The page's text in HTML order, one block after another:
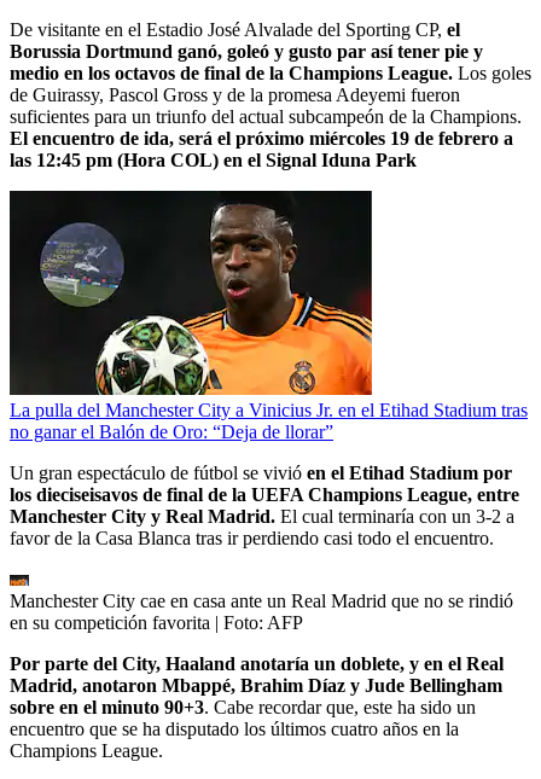
De visitante en el Estadio José Alvalade del Sporting CP, el
Borussia Dortmund ganó, goleó y gusto par así tener pie y
medio en los octavos de final de la Champions League. Los goles
de Guirassy, Pascol Gross y de la promesa Adeyemi fueron
suficientes para un triunfo del actual subcampeón de la Champions.
El encuentro de ida, será el próximo miércoles 19 de febrero a
las 12:45 pm (Hora COL) en el Signal Iduna Park
La pulla del Manchester City a Vinicius Jr. en el Etihad Stadium tras
no ganar el Balón de Oro: “Deja de llorar”
Un gran espectáculo de fútbol se vivió en el Etihad Stadium por
los dieciseisavos de final de la UEFA Champions League, entre
Manchester City y Real Madrid. El cual terminaría con un 3-2 a
favor de la Casa Blanca tras ir perdiendo casi todo el encuentro.
Manchester City cae en casa ante un Real Madrid que no se rindió
en su competición favorita | Foto: AFP
Por parte del City, Haaland anotaría un doblete, y en el Real
Madrid, anotaron Mbappé, Brahim Díaz y Jude Bellingham
sobre en el minuto 90+3. Cabe recordar que, este ha sido un
encuentro que se ha disputado los últimos cuatro años en la
Champions League.